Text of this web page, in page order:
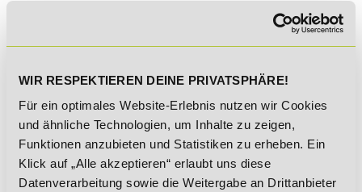
WIR RESPEKTIEREN DEINE PRIVATSPHÄRE!
Für ein optimales Website-Erlebnis nutzen wir Cookies
und ähnliche Technologien, um Inhalte zu zeigen,
Funktionen anzubieten und Statistiken zu erheben. Ein
Klick auf „Alle akzeptieren“ erlaubt uns diese
Datenverarbeitung sowie die Weitergabe an Drittanbieter
Geprüfte*r Fachwirt*in im Gesundheits-
Mit dem*der Geprüfte*n Fachwirt*in im Gesundheits-
auf Bachelorniveau bei flexibler Zeiteinteilung.
Geprüfte*r Handelsfachwirt*in (IHK)